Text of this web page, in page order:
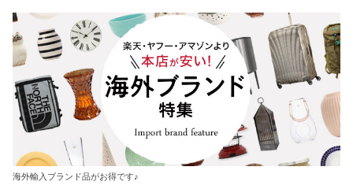
海外輸入ブランド品がお得です♪